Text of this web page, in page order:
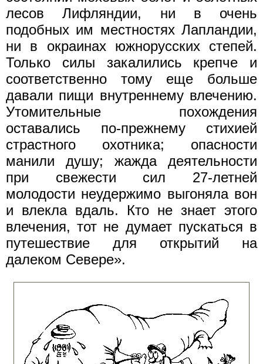
лесов Лифляндии, ни в очень
подобных им местностях Лапландии,
ни в окраинах южнорусских степей.
Только силы закалились крепче и
соответственно тому еще больше
давали пищи внутреннему влечению.
Утомительные похождения
оставались по-прежнему стихией
страстного охотника; опасности
манили душу; жажда деятельности
при свежести сил 27-летней
молодости неудержимо выгоняла вон
и влекла вдаль. Кто не знает этого
влечения, тот не думает пускаться в
путешествие для открытий на
далеком Севере».